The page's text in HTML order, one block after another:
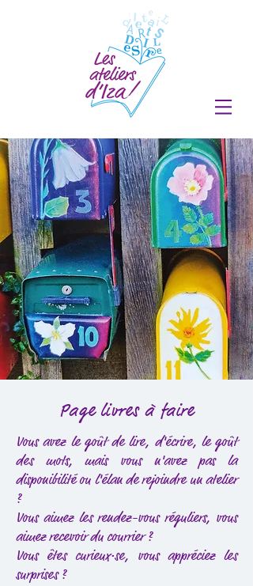
Page livres à faire
Vous avez le goût de lire, d'écrire, le goût
des mots, mais vous n'avez pas la
disponibilité ou l'élan de rejoindre un atelier
?
Vous aimez les rendez-vous réguliers, vous
aimez recevoir du courrier ?
Vous êtes curieux·se, vous appréciez les
surprises ?